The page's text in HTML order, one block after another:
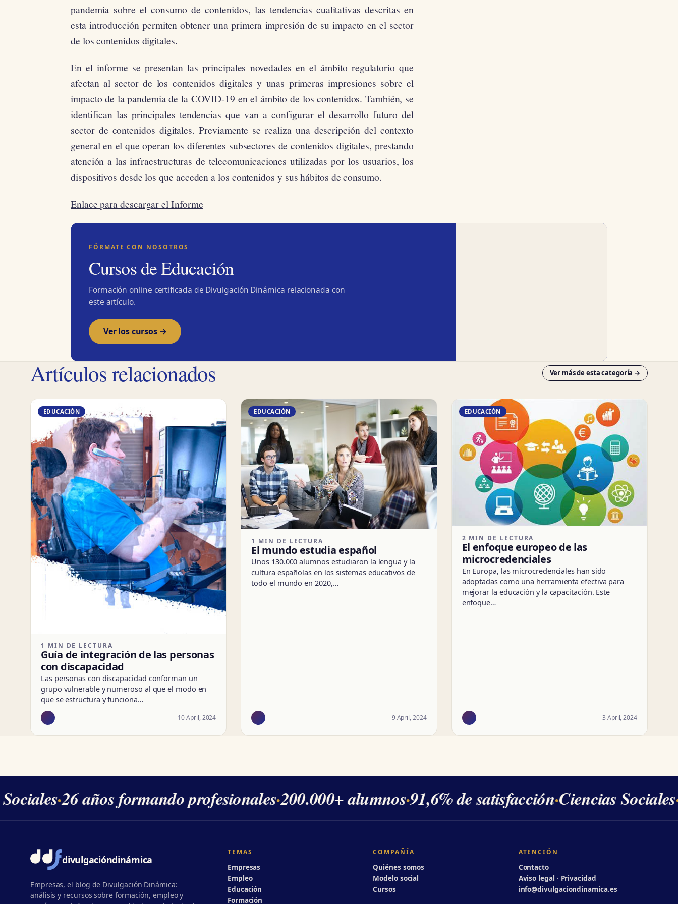
pandemia sobre el consumo de contenidos, las tendencias cualitativas descritas en
esta introducción permiten obtener una primera impresión de su impacto en el sector
de los contenidos digitales.
En el informe se presentan las principales novedades en el ámbito regulatorio que
afectan al sector de los contenidos digitales y unas primeras impresiones sobre el
impacto de la pandemia de la COVID-19 en el ámbito de los contenidos. También, se
identifican las principales tendencias que van a configurar el desarrollo futuro del
sector de contenidos digitales. Previamente se realiza una descripción del contexto
general en el que operan los diferentes subsectores de contenidos digitales, prestando
atención a las infraestructuras de telecomunicaciones utilizadas por los usuarios, los
dispositivos desde los que acceden a los contenidos y sus hábitos de consumo.
Enlace para descargar el Informe
FÓRMATE CON NOSOTROS
Cursos de Educación
Formación online certificada de Divulgación Dinámica relacionada con
este artículo.
Ver los cursos →
Artículos relacionados Ver más de esta categoría →
EDUCACIÓN
1 MIN DE LECTURA
Guía de integración de las personas
con discapacidad
Las personas con discapacidad conforman un
grupo vulnerable y numeroso al que el modo en
que se estructura y funciona…
10 April, 2024
EDUCACIÓN
1 MIN DE LECTURA
El mundo estudia español
Unos 130.000 alumnos estudiaron la lengua y la
cultura españolas en los sistemas educativos de
todo el mundo en 2020,…
9 April, 2024
EDUCACIÓN
2 MIN DE LECTURA
El enfoque europeo de las
microcredenciales
En Europa, las microcredenciales han sido
adoptadas como una herramienta efectiva para
mejorar la educación y la capacitación. Este
enfoque…
3 April, 2024
·26 años formando profesionales·200.000+ alumnos·91,6% de satisfacción·Ciencias Sociales·
divulgacióndinámica
Empresas, el blog de Divulgación Dinámica:
análisis y recursos sobre formación, empleo y
TEMAS
Empresas
Empleo
Educación
Formación
COMPAÑÍA
Quiénes somos
Modelo social
Cursos
ATENCIÓN
Contacto
Aviso legal · Privacidad
info@divulgaciondinamica.es